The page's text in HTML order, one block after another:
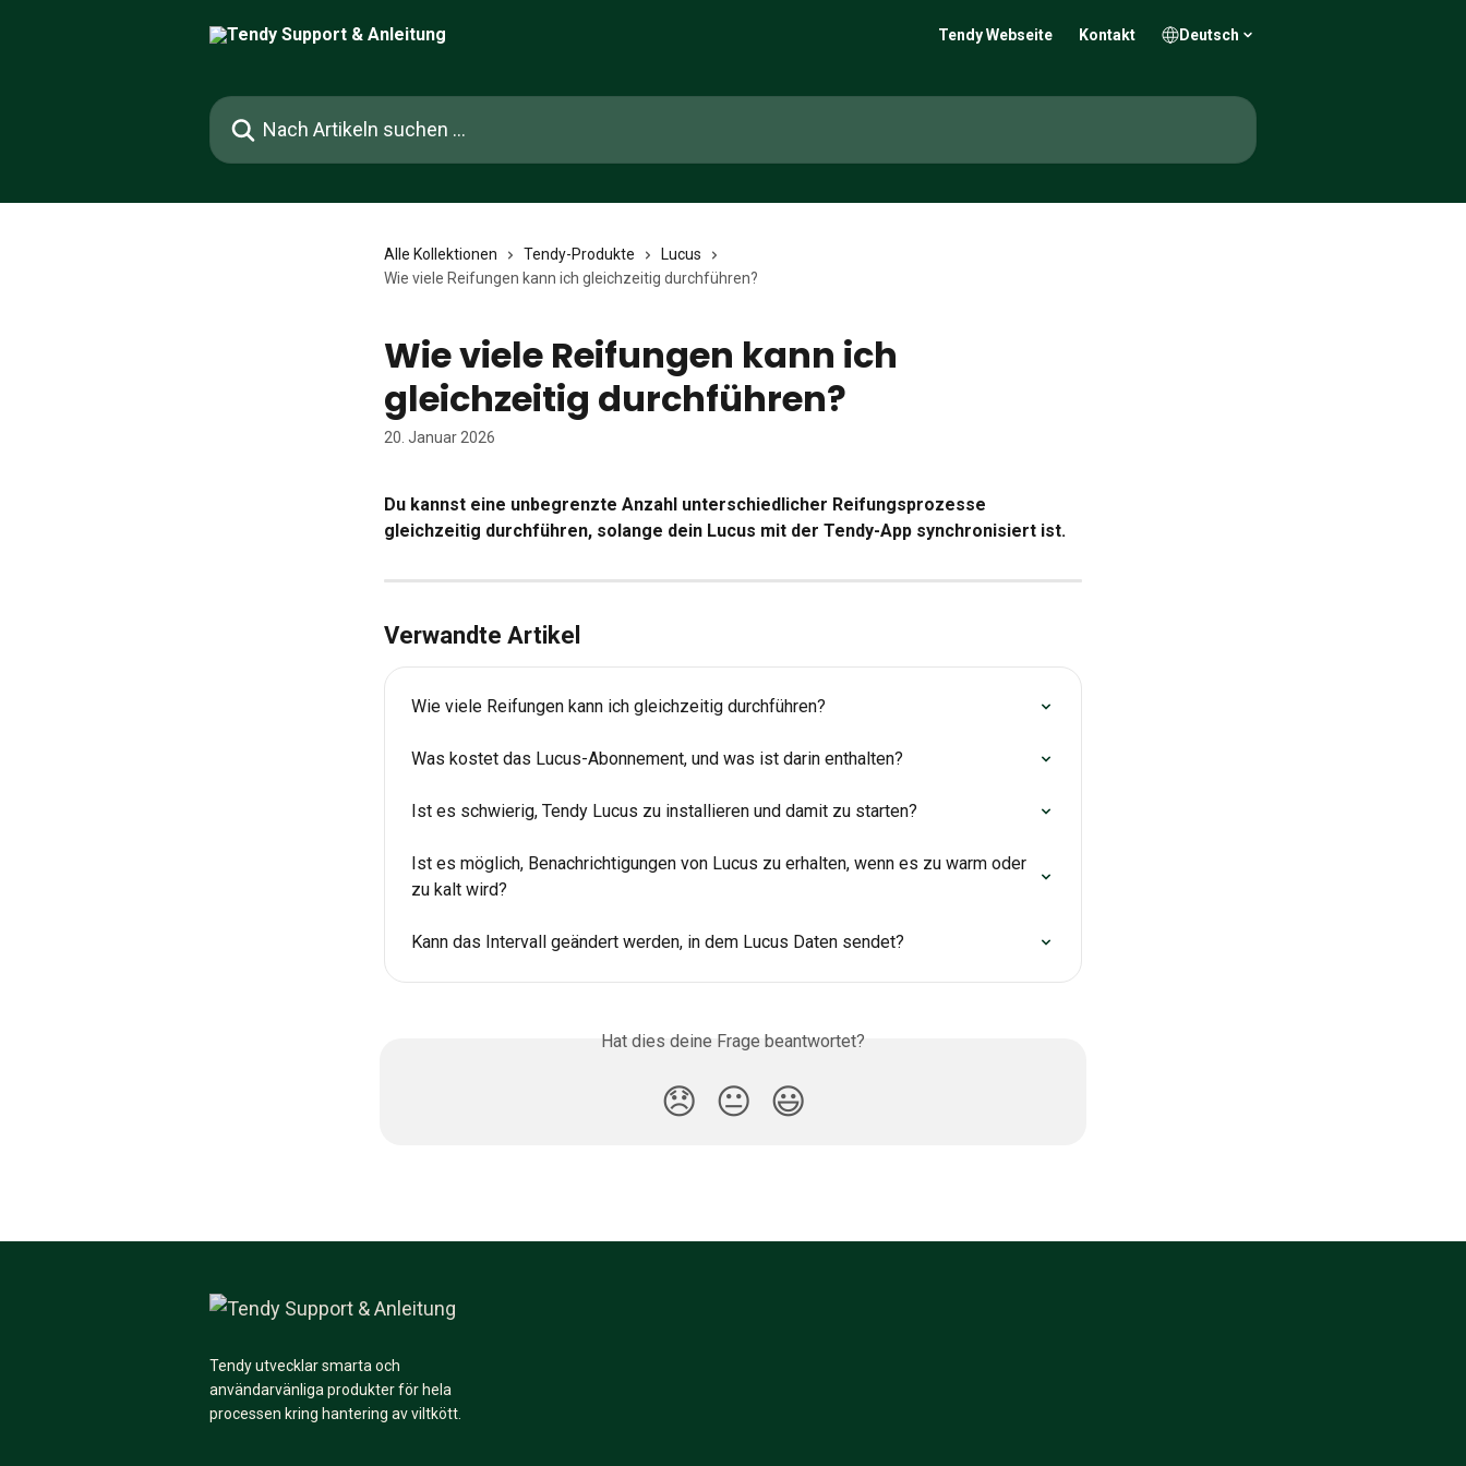
Tendy Webseite Kontakt Deutsch
Nach Artikeln suchen …
Alle Kollektionen Tendy-Produkte
Lucus
Wie viele Reifungen kann ich gleichzeitig durchführen?
Wie viele Reifungen kann ich
gleichzeitig durchführen?
20. Januar 2026
Du kannst eine unbegrenzte Anzahl unterschiedlicher Reifungsprozesse
gleichzeitig durchführen, solange dein Lucus mit der Tendy-App synchronisiert ist.
Verwandte Artikel
Wie viele Reifungen kann ich gleichzeitig durchführen?
Was kostet das Lucus-Abonnement, und was ist darin enthalten?
Ist es schwierig, Tendy Lucus zu installieren und damit zu starten?
Ist es möglich, Benachrichtigungen von Lucus zu erhalten, wenn es zu warm oder
zu kalt wird?
Kann das Intervall geändert werden, in dem Lucus Daten sendet?
Hat dies deine Frage beantwortet?
😞 😐 😃
Tendy utvecklar smarta och
användarvänliga produkter för hela
processen kring hantering av viltkött.